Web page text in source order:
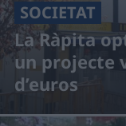
SOCIETAT
La Ràpita
un projecte
d’euros